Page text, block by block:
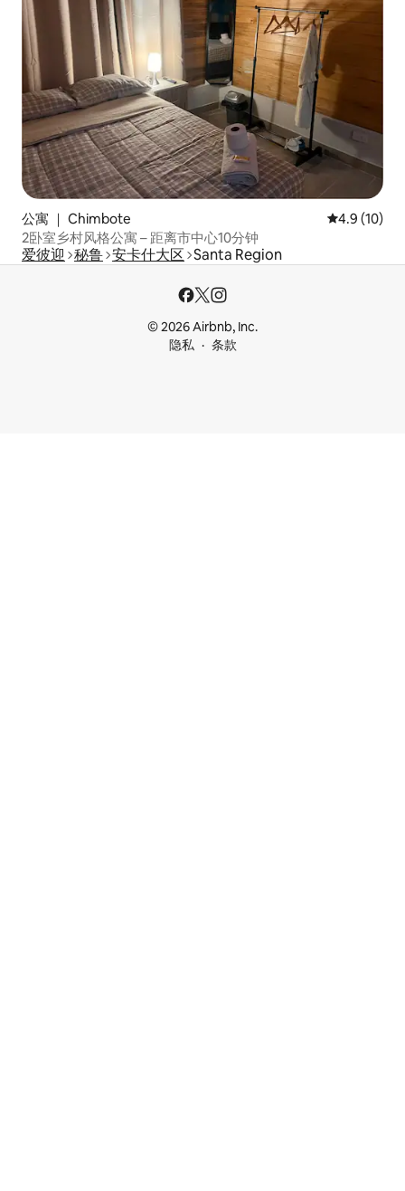
公寓 ｜ Chimbote 平均评分
4.9 (10)
2卧室乡村风格公寓 – 距离市中心10分钟
爱彼迎 秘鲁 安卡什大区 Santa Region
© 2026 Airbnb, Inc.
隐私
条款